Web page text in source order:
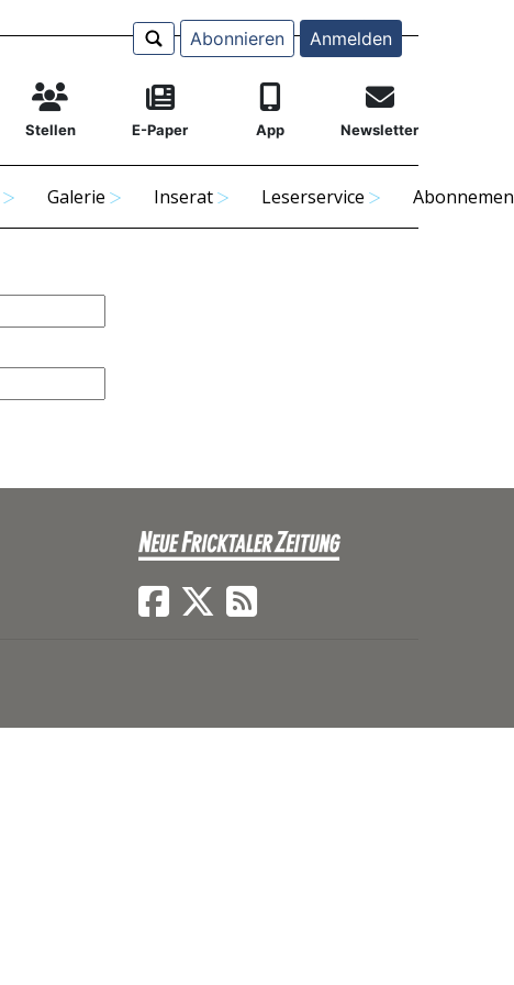
Abonnieren Anmelden
Stellen E-Paper App Newsletter
Galerie Inserat Leserservice